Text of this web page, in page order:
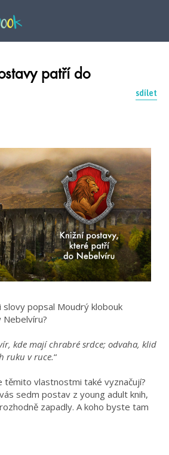
patří do
sdílet
popsal Moudrý klobouk
kde mají chrabré srdce; odvaha, klid
ruku v ruce.“
těmito vlastnostmi také vyznačují?
sedm postav z young adult knih,
zapadly. A koho byste tam